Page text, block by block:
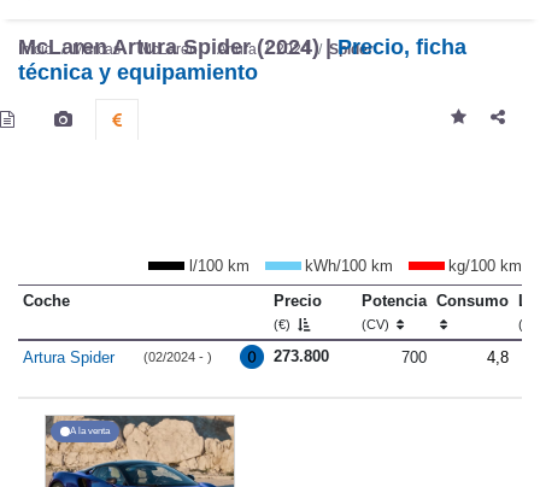
Inicio Marcas McLaren Artura 2024 Spider
McLaren Artura Spider (2024) |Precio, ficha
técnica y equipamiento
l/100 km kWh/100 km
kg/100 km
Coche
Precio
(€)
Potencia
(CV)
Consumo
Artura Spider (02/2024 - ) 273.800 700 4,8
A la venta